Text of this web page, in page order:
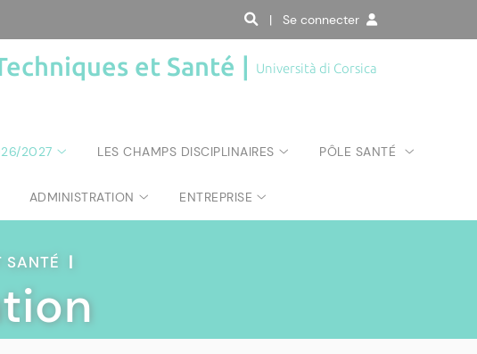
| Se connecter
et Santé | Università di Corsica
2027 LES CHAMPS DISCIPLINAIRES PÔLE SANTÉ
ADMINISTRATION ENTREPRISE
SANTÉ |